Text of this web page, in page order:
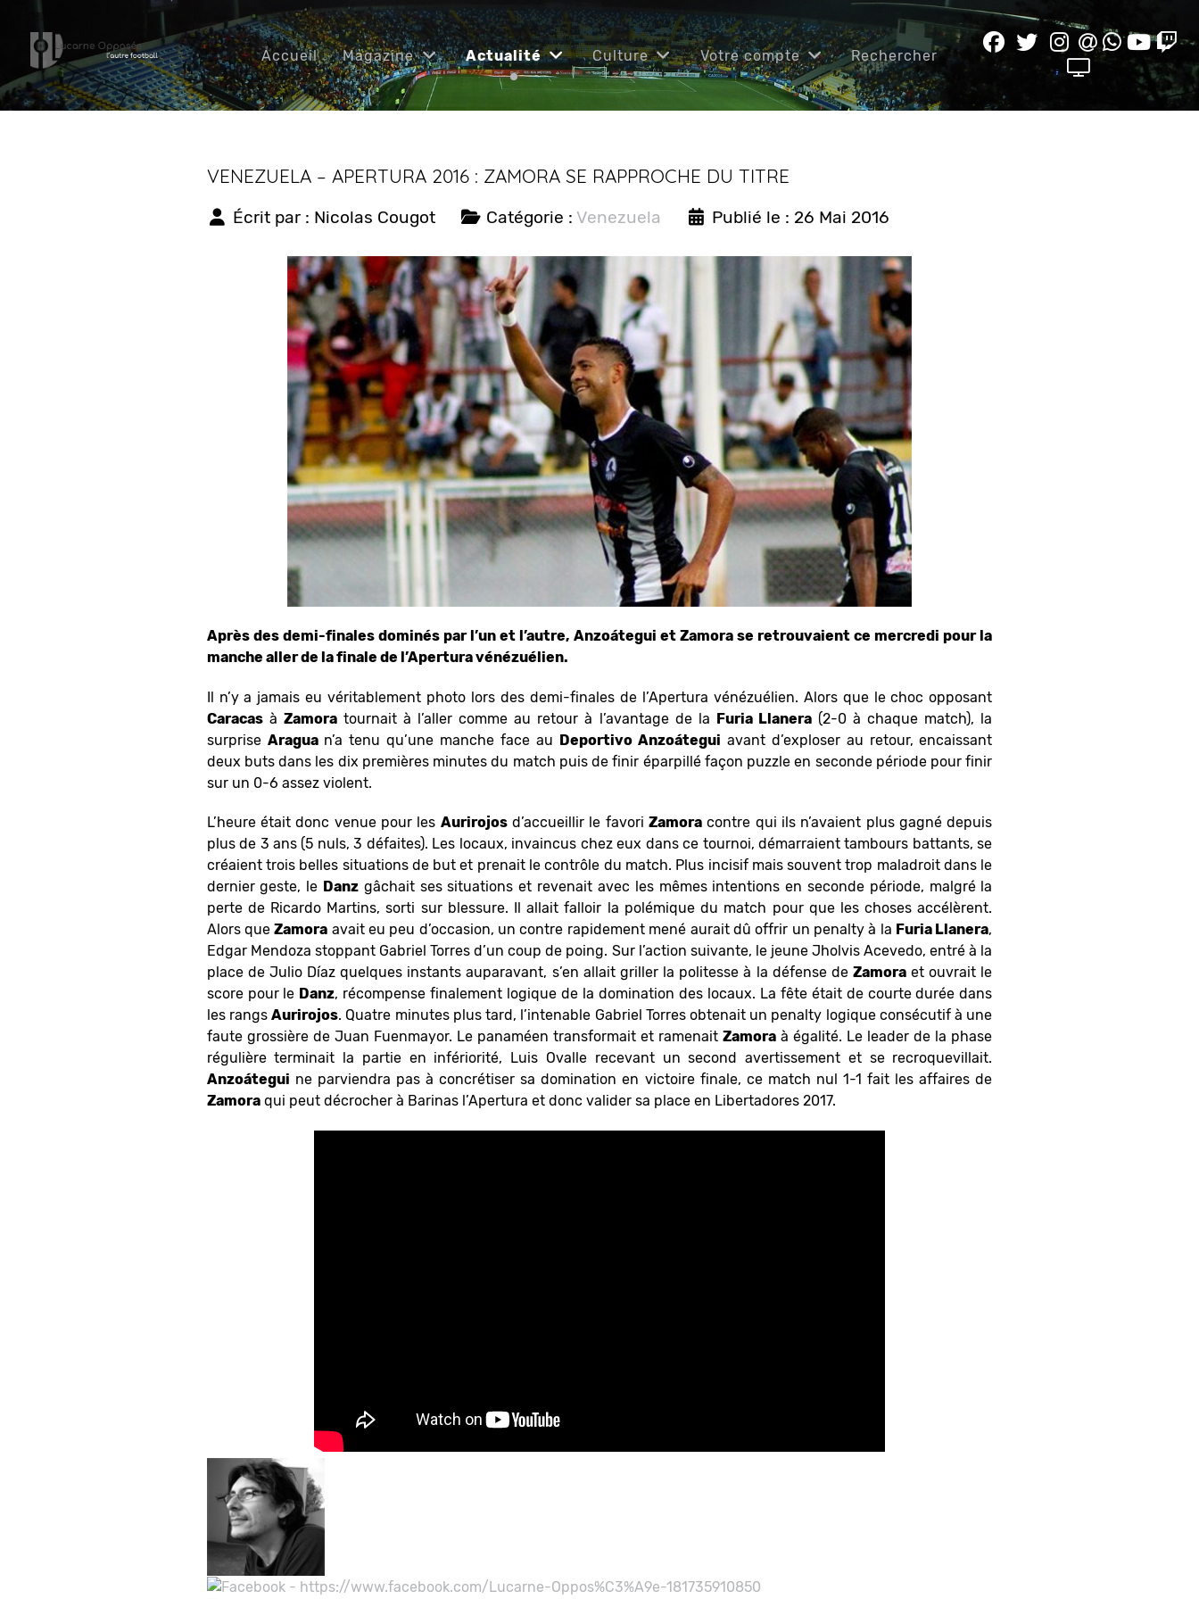
Accueil Magazine Actualité Culture Votre compte Rechercher
VENEZUELA – APERTURA 2016 : ZAMORA SE RAPPROCHE DU TITRE
Écrit par : Nicolas Cougot Catégorie : Venezuela Publié le : 26 Mai 2016
Après des demi-finales dominés par l’un et l’autre, Anzoátegui et Zamora se retrouvaient ce mercredi pour la
manche aller de la finale de l’Apertura vénézuélien.
Il n’y a jamais eu véritablement photo lors des demi-finales de l’Apertura vénézuélien. Alors que le choc opposant
Caracasà Zamoratournait à l’aller comme au retour à l’avantage de la Furia Llanera(2-0 à chaque match), la
surprise Araguan’a tenu qu’une manche face au Deportivo Anzoátegui avant d’exploser au retour, encaissant
deux buts dans les dix premières minutes du match puis de finir éparpillé façon puzzle en seconde période pour finir
sur un 0-6 assez violent.
L’heure était donc venue pour les Aurirojosd’accueillir le favoriZamora contre qui ils n’avaient plus gagné depuis
plus de 3 ans (5 nuls, 3 défaites). Les locaux, invaincus chez eux dans ce tournoi, démarraient tambours battants, se
créaient trois belles situations de but et prenait le contrôle du match. Plus incisif mais souvent trop maladroit dans le
dernier geste, le Danz gâchait ses situations et revenait avec les mêmes intentions en seconde période, malgré la
perte de Ricardo Martins, sorti sur blessure. Il allait falloir la polémique du match pour que les choses accélèrent.
Alors queZamora avait eu peu d’occasion, un contre rapidement mené aurait dû offrir un penalty à la Furia Llanera,
Edgar Mendoza stoppant Gabriel Torres d’un coup de poing. Sur l’action suivante, le jeune Jholvis Acevedo, entré à la
place de Julio Díaz quelques instants auparavant, s’en allait griller la politesse à la défense de Zamoraet ouvrait le
score pour le Danz, récompense finalement logique de la domination des locaux. La fête était de courte durée dans
les rangsAurirojos. Quatre minutes plus tard, l’intenable Gabriel Torres obtenait un penalty logique consécutif à une
faute grossière de Juan Fuenmayor. Le panaméen transformait et ramenaitZamora à égalité. Le leader de la phase
régulière terminait la partie en infériorité, Luis Ovalle recevant un second avertissement et se recroquevillait.
Anzoátegui ne parviendra pas à concrétiser sa domination en victoire finale, ce match nul 1-1 fait les affaires de
Zamoraqui peut décrocher à Barinas l’Apertura et donc valider sa place en Libertadores 2017.